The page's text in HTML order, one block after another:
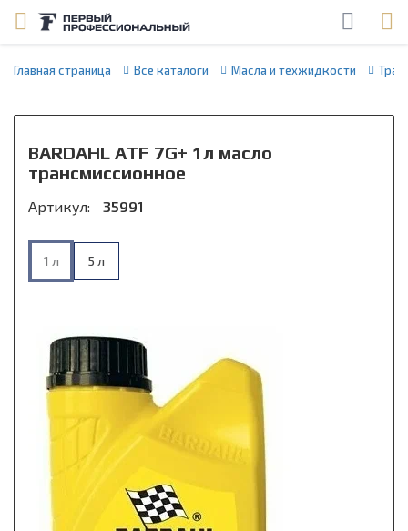
Главная страница Все каталоги Масла и техжидкости
BARDAHL ATF 7G+ 1л масло
трансмиссионное
Артикул: 35991
1 л 5 л